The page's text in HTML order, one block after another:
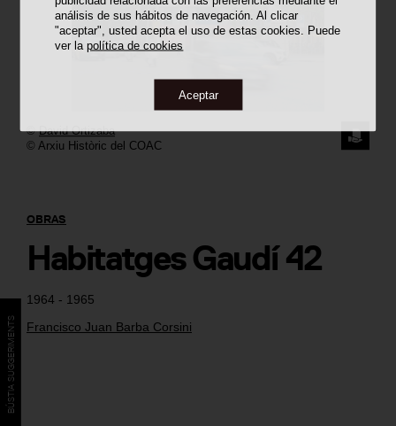
análisis de sus hábitos de navegación. Al clicar
"aceptar", usted acepta el uso de estas cookies. Puede
ver lapolítica de cookies
Aceptar
1964 - 1965
Francisco Juan Barba Corsini
OBRAS
Habitatges Gaudí 42
©David Ortizaba
© Arxiu Històric del COAC
BÚSTIA SUGGERIMENTS